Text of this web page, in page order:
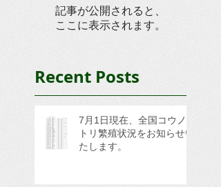
記事が公開されると、
ここに表示されます。
Recent Posts
7月1日現在、全国コウノ
トリ繁殖状況をお知らせい
たします。